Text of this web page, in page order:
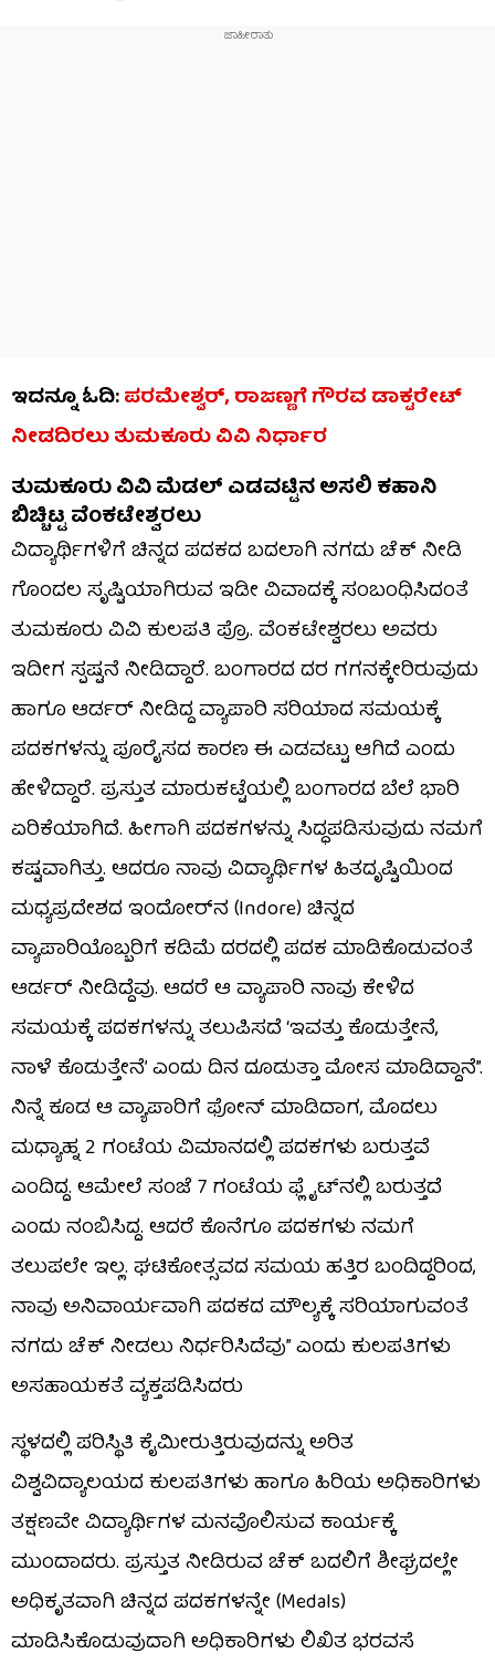
ಇದನ್ನೂ ಓದಿ:ಪರಮೇಶ್ವರ್, ರಾಜಣ್ಣಗೆ ಗೌರವ ಡಾಕ್ಟರೇಟ್
ನೀಡದಿರಲು ತುಮಕೂರು ವಿವಿ ನಿರ್ಧಾರ
ತುಮಕೂರು ವಿವಿ ಮೆಡಲ್ ಎಡವಟ್ಟಿನ ಅಸಲಿ ಕಹಾನಿ
ಬಿಚ್ಚಿಟ್ಟ ವೆಂಕಟೇಶ್ವರಲು
ವಿದ್ಯಾರ್ಥಿಗಳಿಗೆ ಚಿನ್ನದ ಪದಕದ ಬದಲಾಗಿ ನಗದು ಚೆಕ್ ನೀಡಿ
ಗೊಂದಲ ಸೃಷ್ಟಿಯಾಗಿರುವ ಇಡೀ ವಿವಾದಕ್ಕೆ ಸಂಬಂಧಿಸಿದಂತೆ
ತುಮಕೂರು ವಿವಿ ಕುಲಪತಿ ಪ್ರೊ. ವೆಂಕಟೇಶ್ವರಲು ಅವರು
ಇದೀಗ ಸ್ಪಷ್ಟನೆ ನೀಡಿದ್ದಾರೆ. ಬಂಗಾರದ ದರ ಗಗನಕ್ಕೇರಿರುವುದು
ಹಾಗೂ ಆರ್ಡರ್ ನೀಡಿದ್ದ ವ್ಯಾಪಾರಿ ಸರಿಯಾದ ಸಮಯಕ್ಕೆ
ಪದಕಗಳನ್ನು ಪೂರೈಸದ ಕಾರಣ ಈ ಎಡವಟ್ಟು ಆಗಿದೆ ಎಂದು
ಹೇಳಿದ್ದಾರೆ. ಪ್ರಸ್ತುತ ಮಾರುಕಟ್ಟೆಯಲ್ಲಿ ಬಂಗಾರದ ಬೆಲೆ ಭಾರಿ
ಏರಿಕೆಯಾಗಿದೆ. ಹೀಗಾಗಿ ಪದಕಗಳನ್ನು ಸಿದ್ಧಪಡಿಸುವುದು ನಮಗೆ
ಕಷ್ಟವಾಗಿತ್ತು. ಆದರೂ ನಾವು ವಿದ್ಯಾರ್ಥಿಗಳ ಹಿತದೃಷ್ಟಿಯಿಂದ
ಮಧ್ಯಪ್ರದೇಶದ ಇಂದೋರ್‌ನ (Indore) ಚಿನ್ನದ
ವ್ಯಾಪಾರಿಯೊಬ್ಬರಿಗೆ ಕಡಿಮೆ ದರದಲ್ಲಿ ಪದಕ ಮಾಡಿಕೊಡುವಂತೆ
ಆರ್ಡರ್ ನೀಡಿದ್ದೆವು. ಆದರೆ ಆ ವ್ಯಾಪಾರಿ ನಾವು ಕೇಳಿದ
ಸಮಯಕ್ಕೆ ಪದಕಗಳನ್ನು ತಲುಪಿಸದೆ ‘ಇವತ್ತು ಕೊಡುತ್ತೇನೆ,
ನಾಳೆ ಕೊಡುತ್ತೇನೆ’ ಎಂದು ದಿನ ದೂಡುತ್ತಾ ಮೋಸ ಮಾಡಿದ್ದಾನೆ”.
ನಿನ್ನೆ ಕೂಡ ಆ ವ್ಯಾಪಾರಿಗೆ ಫೋನ್ ಮಾಡಿದಾಗ, ಮೊದಲು
ಮಧ್ಯಾಹ್ನ 2 ಗಂಟೆಯ ವಿಮಾನದಲ್ಲಿ ಪದಕಗಳು ಬರುತ್ತವೆ
ಎಂದಿದ್ದ. ಆಮೇಲೆ ಸಂಜೆ 7 ಗಂಟೆಯ ಫ್ಲೈಟ್‌ನಲ್ಲಿ ಬರುತ್ತದೆ
ಎಂದು ನಂಬಿಸಿದ್ದ. ಆದರೆ ಕೊನೆಗೂ ಪದಕಗಳು ನಮಗೆ
ತಲುಪಲೇ ಇಲ್ಲ. ಘಟಿಕೋತ್ಸವದ ಸಮಯ ಹತ್ತಿರ ಬಂದಿದ್ದರಿಂದ,
ನಾವು ಅನಿವಾರ್ಯವಾಗಿ ಪದಕದ ಮೌಲ್ಯಕ್ಕೆ ಸರಿಯಾಗುವಂತೆ
ನಗದು ಚೆಕ್ ನೀಡಲು ನಿರ್ಧರಿಸಿದೆವು” ಎಂದು ಕುಲಪತಿಗಳು
ಅಸಹಾಯಕತೆ ವ್ಯಕ್ತಪಡಿಸಿದರು
ಸ್ಥಳದಲ್ಲಿ ಪರಿಸ್ಥಿತಿ ಕೈಮೀರುತ್ತಿರುವುದನ್ನು ಅರಿತ
ವಿಶ್ವವಿದ್ಯಾಲಯದ ಕುಲಪತಿಗಳು ಹಾಗೂ ಹಿರಿಯ ಅಧಿಕಾರಿಗಳು
ತಕ್ಷಣವೇ ವಿದ್ಯಾರ್ಥಿಗಳ ಮನವೊಲಿಸುವ ಕಾರ್ಯಕ್ಕೆ
ಮುಂದಾದರು. ಪ್ರಸ್ತುತ ನೀಡಿರುವ ಚೆಕ್ ಬದಲಿಗೆ ಶೀಘ್ರದಲ್ಲೇ
ಅಧಿಕೃತವಾಗಿ ಚಿನ್ನದ ಪದಕಗಳನ್ನೇ (Medals)
ಮಾಡಿಸಿಕೊಡುವುದಾಗಿ ಅಧಿಕಾರಿಗಳು ಲಿಖಿತ ಭರವಸೆ